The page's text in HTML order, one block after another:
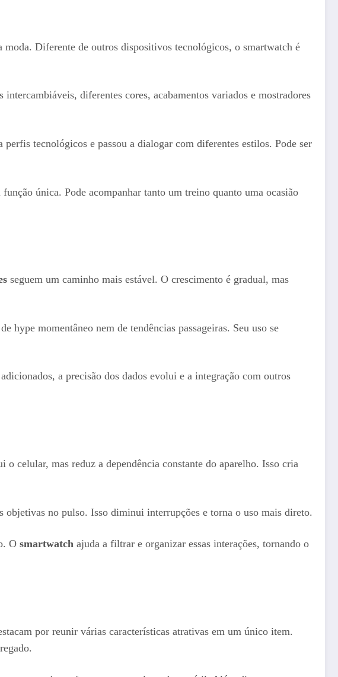
Diferente de outros dispositivos tecnológicos, o smartwatch é
diferentes cores, acabamentos variados e mostradores
perfis tecnológicos e passou a dialogar com diferentes estilos. Pode ser
única. Pode acompanhar tanto um treino quanto uma ocasião
seguem um caminho mais estável. O crescimento é gradual, mas
hype momentâneo nem de tendências passageiras. Seu uso se
a precisão dos dados evolui e a integração com outros
celular, mas reduz a dependência constante do aparelho. Isso cria
no pulso. Isso diminui interrupções e torna o uso mais direto.
O smartwatch ajuda a filtrar e organizar essas interações, tornando o
por reunir várias características atrativas em um único item.